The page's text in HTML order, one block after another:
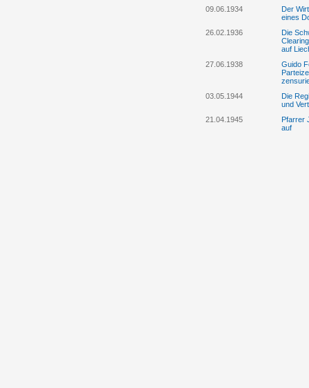
09.06.1934
Der
eines
26.02.1936
Die
auf
27.06.1938
Guido
03.05.1944
Die
und
21.04.1945
Pfarrer
auf